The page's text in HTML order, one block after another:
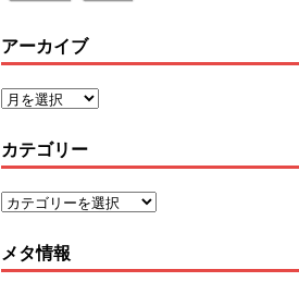
アーカイブ
カテゴリー
メタ情報